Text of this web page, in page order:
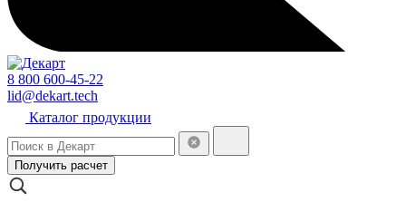
8 800 600-45-22
lid@dekart.tech
Каталог продукции
Получить расчет